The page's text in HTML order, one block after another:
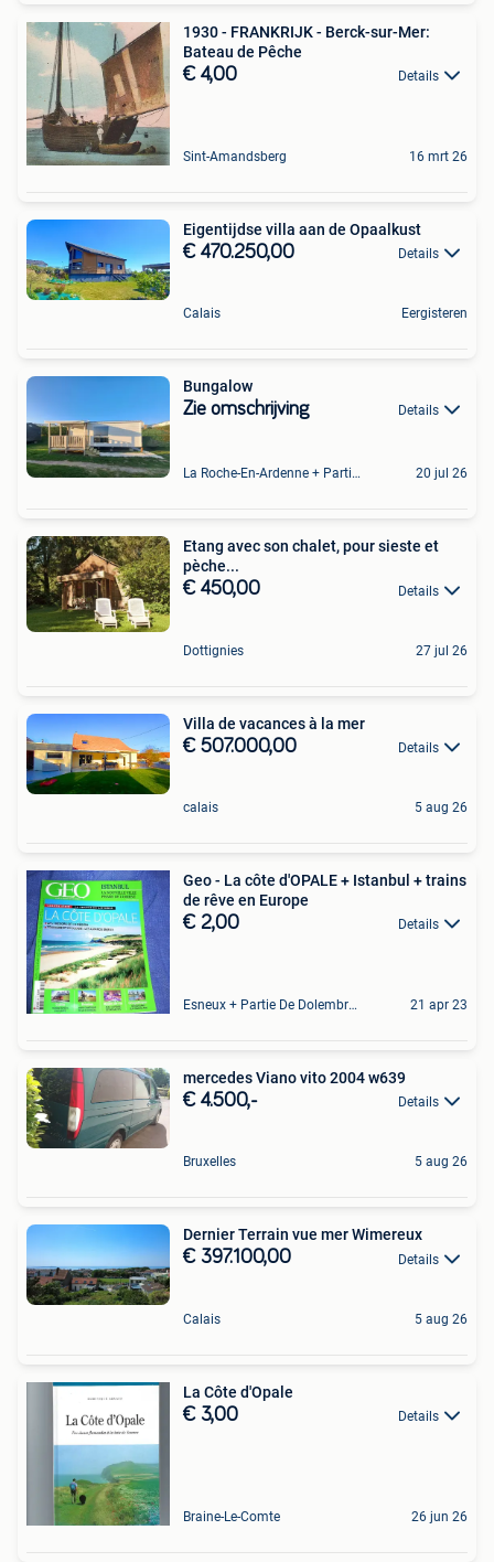
1930 - FRANKRIJK - Berck-sur-Mer:
Bateau de Pêche
€ 4,00 Details
Sint-Amandsberg 16 mrt 26
Eigentijdse villa aan de Opaalkust
€ 470.250,00 Details
Calais Eergisteren
Bungalow
Zie omschrijving Details
La Roche-En-Ardenne + Partie De Marcourt 20 jul 26
Etang avec son chalet, pour sieste et
pèche...
€ 450,00 Details
Dottignies 27 jul 26
Villa de vacances à la mer
€ 507.000,00 Details
calais 5 aug 26
Geo - La côte d'OPALE + Istanbul + trains
de rêve en Europe
€ 2,00 Details
Esneux + Partie De Dolembreux 21 apr 23
mercedes Viano vito 2004 w639
€ 4.500,- Details
Bruxelles 5 aug 26
Dernier Terrain vue mer Wimereux
€ 397.100,00 Details
Calais 5 aug 26
La Côte d'Opale
€ 3,00 Details
Braine-Le-Comte 26 jun 26